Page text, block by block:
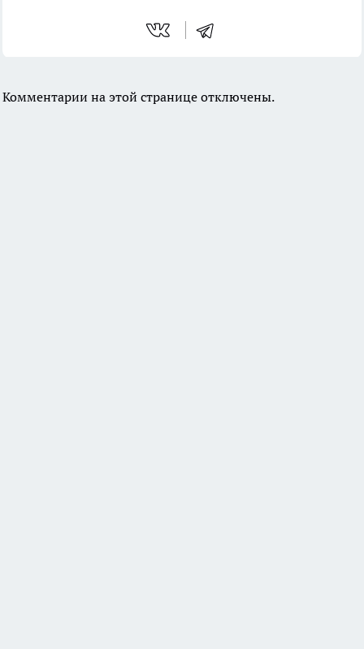
Комментарии на этой странице отключены.